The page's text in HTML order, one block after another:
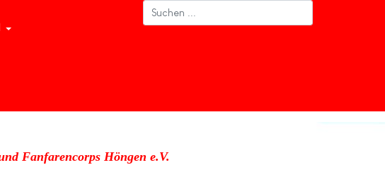
Fanfarencorps Höngen e.V.